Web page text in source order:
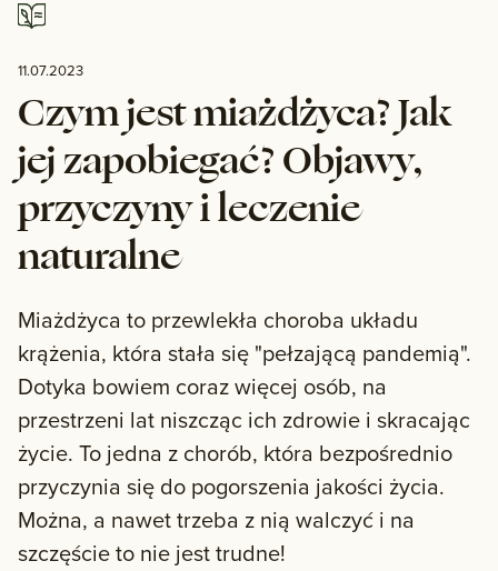
11.07.2023
Czym jest miażdżyca? Jak
jej zapobiegać? Objawy,
przyczyny i leczenie
naturalne
Miażdżyca to przewlekła choroba układu
krążenia, która stała się "pełzającą pandemią".
Dotyka bowiem coraz więcej osób, na
przestrzeni lat niszcząc ich zdrowie i skracając
życie. To jedna z chorób, która bezpośrednio
przyczynia się do pogorszenia jakości życia.
Można, a nawet trzeba z nią walczyć i na
szczęście to nie jest trudne!